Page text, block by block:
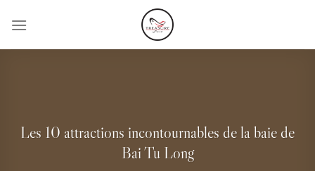
au
Les 10 attractions incontournables de la baie de
Bai Tu Long